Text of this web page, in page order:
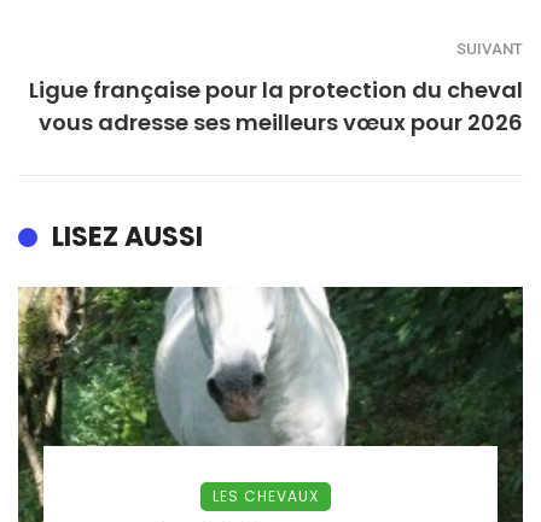
SUIVANT
Ligue française pour la protection du cheval
vous adresse ses meilleurs vœux pour 2026
LISEZ AUSSI
LES CHEVAUX